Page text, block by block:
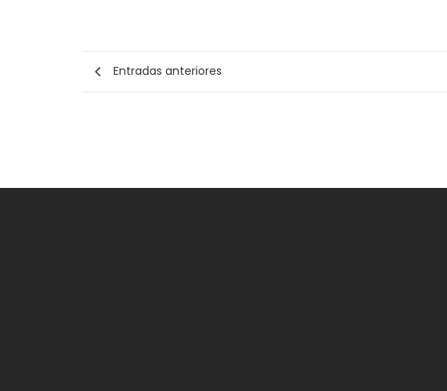
Entradas anteriores